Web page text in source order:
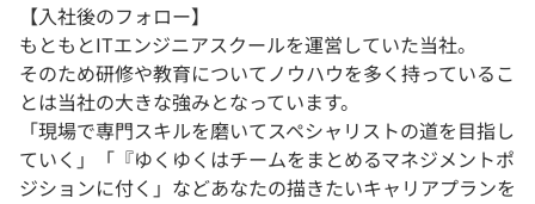
【入社後のフォロー】
もともとITエンジニアスクールを運営していた当社。
そのため研修や教育についてノウハウを多く持っているこ
とは当社の大きな強みとなっています。
「現場で専門スキルを磨いてスペシャリストの道を目指し
ていく」「『ゆくゆくはチームをまとめるマネジメントポ
ジションに付く」などあなたの描きたいキャリアプランを